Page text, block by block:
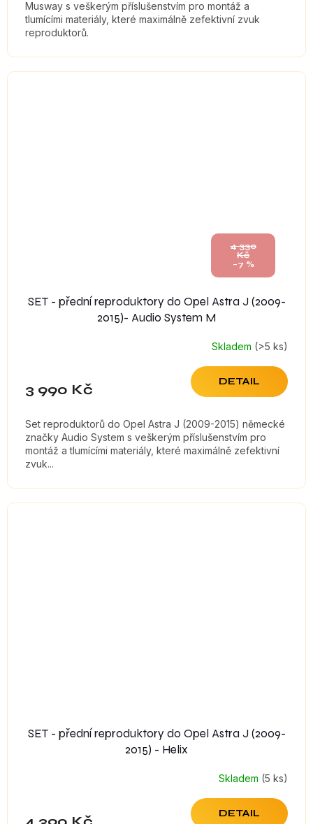
Musway s veškerým příslušenstvím pro montáž a
tlumícími materiály, které maximálně zefektivní zvuk
reproduktorů.
4 330
Kč
–7 %
SET - přední reproduktory do Opel Astra J (2009-
2015)- Audio System M
Skladem (>5 ks)
3 990 Kč DETAIL
Set reproduktorů do Opel Astra J (2009-2015) německé
značky Audio System s veškerým příslušenstvím pro
montáž a tlumícími materiály, které maximálně zefektivní
zvuk...
SET - přední reproduktory do Opel Astra J (2009-
2015) - Helix
Skladem (5 ks)
DETAIL